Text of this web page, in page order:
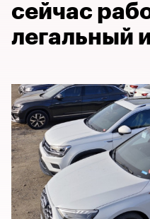
сейчас
легальный